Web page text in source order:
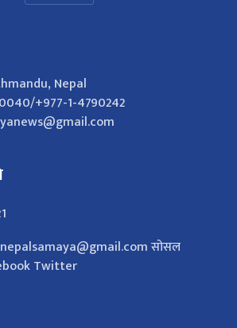
Nepal
+977-1-4790242
सोसल
Twitter